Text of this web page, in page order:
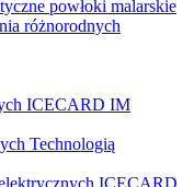
powłoki malarskie
różnorodnych
ICECARD IM
Technologią
ICECARD